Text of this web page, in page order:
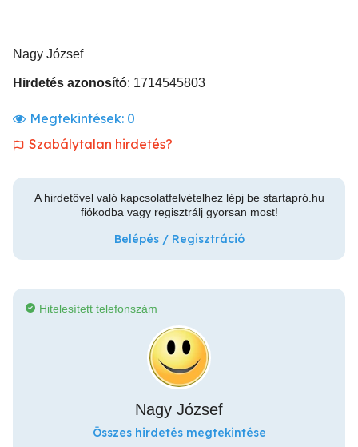
Nagy József
Hirdetés azonosító: 1714545803
Megtekintések: 0
Szabálytalan hirdetés?
A hirdetővel való kapcsolatfelvételhez lépj be startapró.hu
fiókodba vagy regisztrálj gyorsan most!
Belépés / Regisztráció
Hitelesített telefonszám
Nagy József
Összes hirdetés megtekintése